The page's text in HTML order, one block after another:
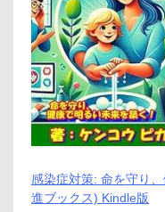
感染症対策: 命を守り
進ブックス) Kindle版